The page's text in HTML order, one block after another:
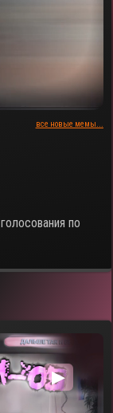
все новые мемы...
по
▶